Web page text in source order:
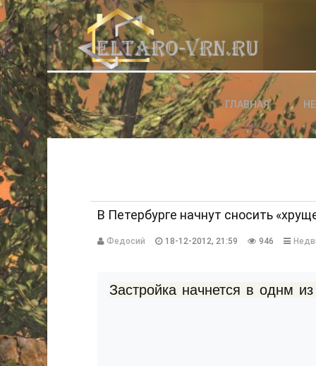
АВТОРИЗАЦИЯ НА САЙТЕ
Чужой компьютер Забыли
ГЛАВНАЯ
В Петербурге начнут сносить
Федосий 18-12-2012, 21:59 946
Застройка начнется в однм